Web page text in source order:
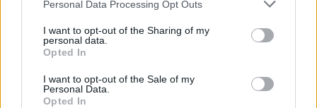
Personal Data Processing Opt Outs
I want to opt-out of the Sharing of my
personal data.
Opted In
I want to opt-out of the Sale of my
Personal Data.
Opted In